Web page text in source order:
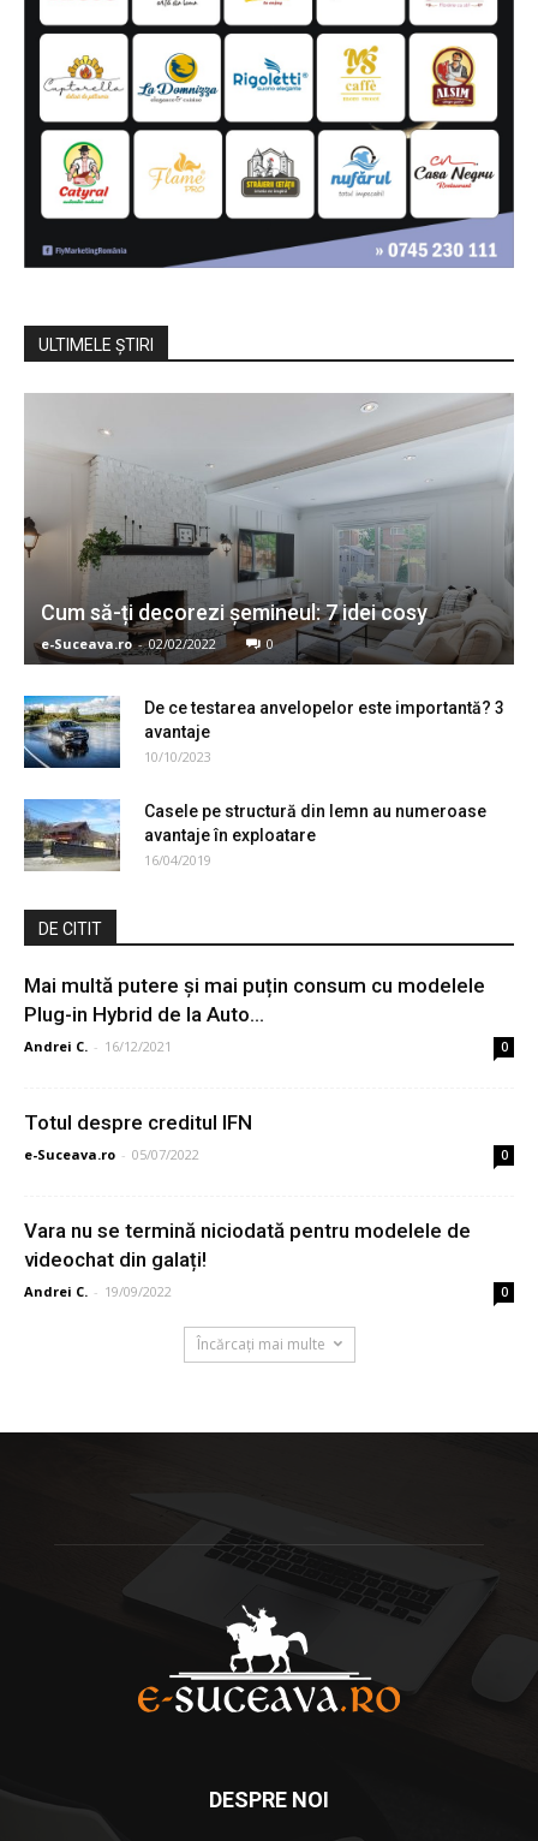
ULTIMELE ŞTIRI
Cum să-ți decorezi șemineul: 7 idei cosy
e-Suceava.ro - 02/02/2022 0
De ce testarea anvelopelor este importantă? 3
avantaje
10/10/2023
Casele pe structură din lemn au numeroase
avantaje în exploatare
16/04/2019
DE CITIT
Mai multă putere și mai puțin consum cu modelele
Plug-in Hybrid de la Auto...
Andrei C. - 16/12/2021 0
Totul despre creditul IFN
e-Suceava.ro - 05/07/2022 0
Vara nu se termină niciodată pentru modelele de
videochat din galați!
Andrei C. - 19/09/2022 0
Încărcați mai multe
DESPRE NOI